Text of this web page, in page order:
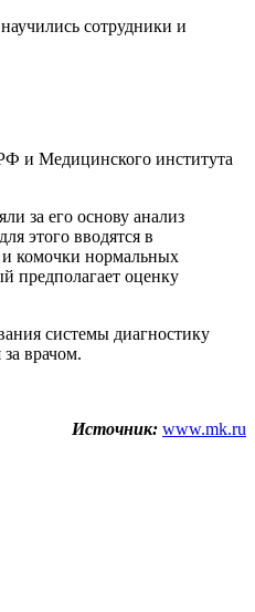
сотрудники и
и Медицинского института
за его основу анализ
этого вводятся в
и комочки нормальных
предполагает оценку
системы диагностику
врачом.
Источник: www.mk.ru